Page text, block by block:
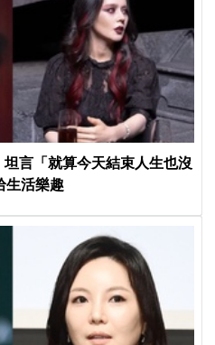
言「就算今天結束人生也沒
生活樂趣